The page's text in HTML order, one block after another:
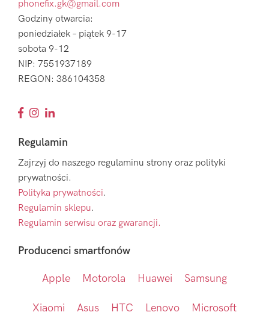
phonefix.gk@gmail.com
Godziny otwarcia:
poniedziałek – piątek 9-17
sobota 9-12
NIP: 7551937189
REGON: 386104358
Regulamin
Zajrzyj do naszego regulaminu strony oraz polityki
prywatności.
Polityka prywatności.
Regulamin sklepu.
Regulamin serwisu oraz gwarancji.
Producenci smartfonów
Apple Motorola Huawei Samsung
Xiaomi Asus HTC Lenovo Microsoft